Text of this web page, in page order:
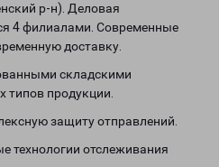
р-н). Деловая
4 филиалами. Современные
доставку.
складскими
продукции.
защиту отправлений.
технологии отслеживания